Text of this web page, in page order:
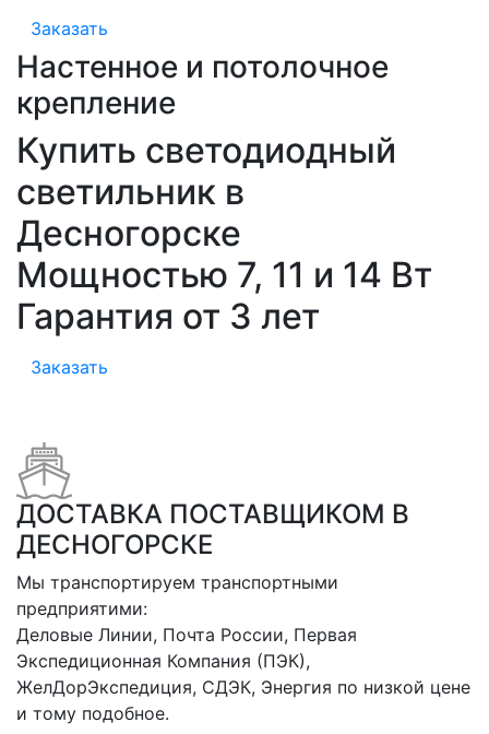
Заказать
Настенное и потолочное
крепление
Купить светодиодный
светильник в
Десногорске
Мощностью 7, 11 и 14 Вт
Гарантия от 3 лет
Заказать
ДОСТАВКА ПОСТАВЩИКОМ В
ДЕСНОГОРСКЕ
Мы транспортируем транспортными
предприятими:
Деловые Линии, Почта России, Первая
Экспедиционная Компания (ПЭК),
ЖелДорЭкспедиция, СДЭК, Энергия по низкой цене
и тому подобное.